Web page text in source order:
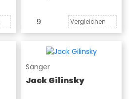
9 Vergleichen
Sänger
Jack Gilinsky